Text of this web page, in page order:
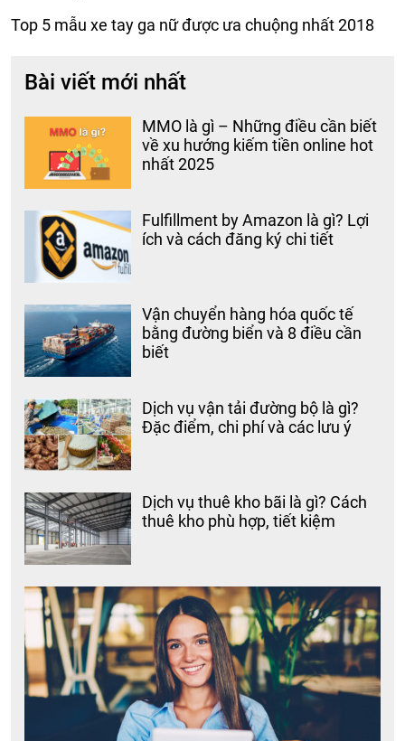
Top 5 mẫu xe tay ga nữ được ưa chuộng nhất 2018
Bài viết mới nhất
MMO là gì – Những điều cần biết
về xu hướng kiếm tiền online hot
nhất 2025
Fulfillment by Amazon là gì? Lợi
ích và cách đăng ký chi tiết
Vận chuyển hàng hóa quốc tế
bằng đường biển và 8 điều cần
biết
Dịch vụ vận tải đường bộ là gì?
Đặc điểm, chi phí và các lưu ý
Dịch vụ thuê kho bãi là gì? Cách
thuê kho phù hợp, tiết kiệm